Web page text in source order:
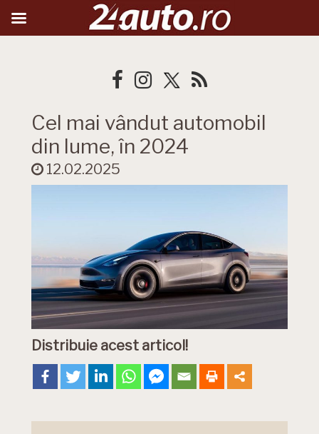
Cel mai vândut automobil
din lume, în 2024
12.02.2025
Distribuie acest articol!